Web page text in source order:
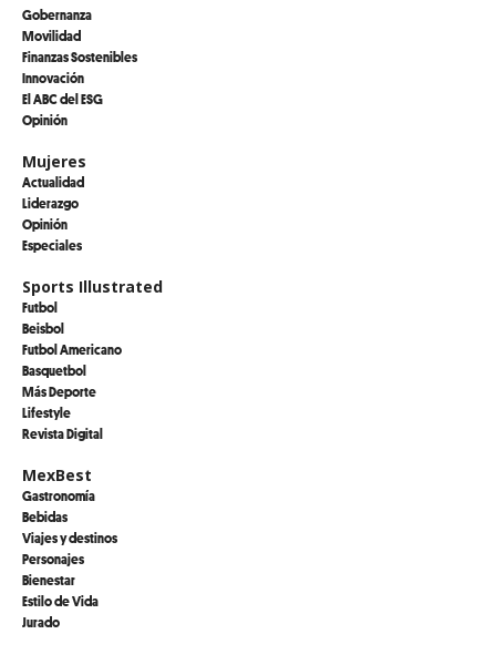
Gobernanza
Movilidad
Finanzas Sostenibles
Innovación
El ABC del ESG
Opinión
Mujeres
Actualidad
Liderazgo
Opinión
Especiales
Sports Illustrated
Futbol
Beisbol
Futbol Americano
Basquetbol
Más Deporte
Lifestyle
Revista Digital
MexBest
Gastronomía
Bebidas
Viajes y destinos
Personajes
Bienestar
Estilo de Vida
Jurado